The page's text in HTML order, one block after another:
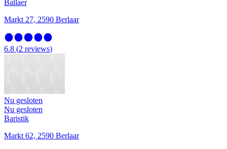
Ballaer
Markt 27, 2590 Berlaar
6.8 (2 reviews)
Nu gesloten
Nu gesloten
Baristik
Markt 62, 2590 Berlaar